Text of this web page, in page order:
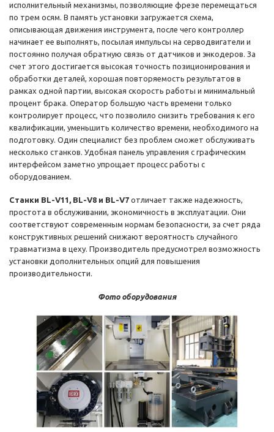
исполнительный механизмы, позволяющие фрезе перемещаться
по трем осям. В память установки загружается схема,
описывающая движения инструмента, после чего контроллер
начинает ее выполнять, посылая импульсы на серводвигатели и
постоянно получая обратную связь от датчиков и энкодеров. За
счет этого достигается высокая точность позиционирования и
обработки деталей, хорошая повторяемость результатов в
рамках одной партии, высокая скорость работы и минимальный
процент брака. Оператор большую часть времени только
контролирует процесс, что позволило снизить требования к его
квалификации, уменьшить количество времени, необходимого на
подготовку. Один специалист без проблем сможет обслуживать
несколько станков. Удобная панель управления с графическим
интерфейсом заметно упрощает процесс работы с
оборудованием.
Станки BL-V11, BL-V8 и BL-V7 отличает также надежность,
простота в обслуживании, экономичность в эксплуатации. Они
соответствуют современным нормам безопасности, за счет ряда
конструктивных решений снижают вероятность случайного
травматизма в цеху. Производитель предусмотрел возможность
установки дополнительных опций для повышения
производительности.
Фото оборудования